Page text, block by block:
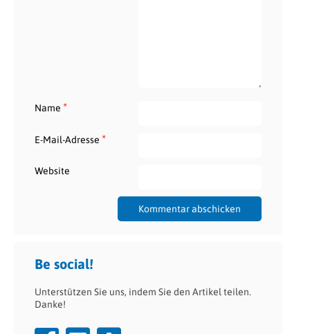
Name *
E-Mail-Adresse *
Website
Be social!
Unterstützen Sie uns, indem Sie den Artikel teilen.
Danke!